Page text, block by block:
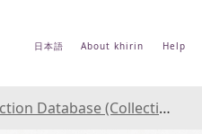
日本語 About khirin Help
Database of the National Museum of Japanese History)